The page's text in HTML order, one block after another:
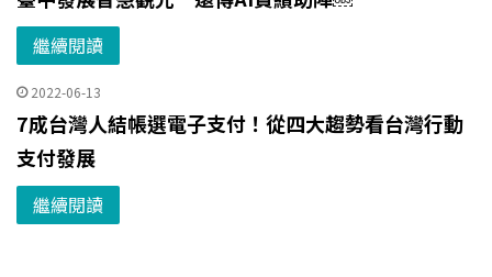
繼續閱讀
2022-06-13
7成台灣人結帳選電子支付！從四大趨勢看台灣行動
支付發展
繼續閱讀